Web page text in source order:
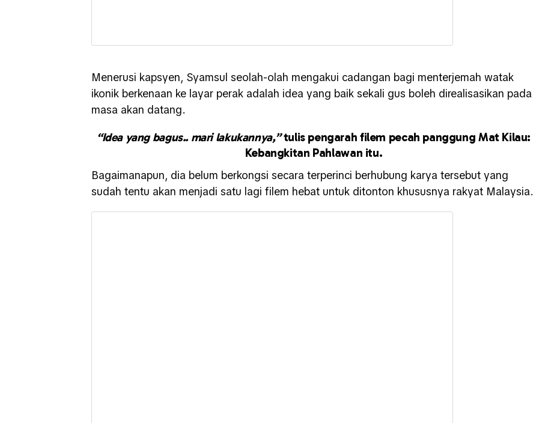
Menerusi kapsyen, Syamsul seolah-olah mengakui cadangan bagi menterjemah watak
ikonik berkenaan ke layar perak adalah idea yang baik sekali gus boleh direalisasikan pada
masa akan datang.
“Idea yang bagus.. mari lakukannya,”tulis pengarah filem pecah panggung Mat Kilau:
Kebangkitan Pahlawan itu.
Bagaimanapun, dia belum berkongsi secara terperinci berhubung karya tersebut yang
sudah tentu akan menjadi satu lagi filem hebat untuk ditonton khususnya rakyat Malaysia.